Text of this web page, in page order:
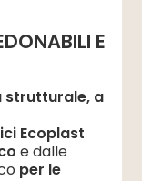
E
a
Ecoplast
e dalle
per le